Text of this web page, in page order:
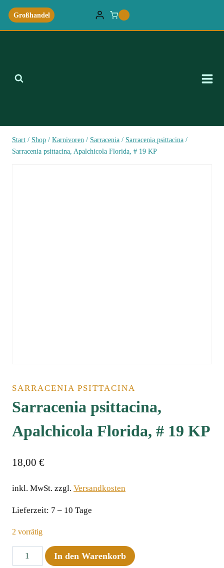
Zum
Inhalt
springen
Großhandel
Start / Shop / Karnivoren / Sarracenia / Sarracenia psittacina /
Sarracenia psittacina, Apalchicola Florida, # 19 KP
SARRACENIA PSITTACINA
Sarracenia psittacina,
Apalchicola Florida, # 19 KP
18,00 €
inkl. MwSt. zzgl. Versandkosten
Lieferzeit: 7 – 10 Tage
2 vorrätig
Sarracenia
psittacina,
In den Warenkorb